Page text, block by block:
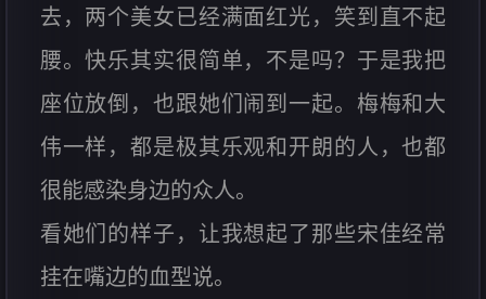
去，两个美女已经满面红光，笑到直不起
腰。快乐其实很简单，不是吗？于是我把
座位放倒，也跟她们闹到一起。梅梅和大
伟一样，都是极其乐观和开朗的人，也都
很能感染身边的众人。
看她们的样子，让我想起了那些宋佳经常
挂在嘴边的血型说。